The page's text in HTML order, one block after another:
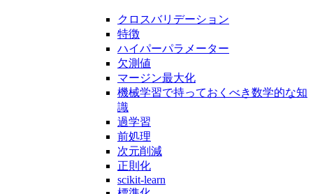
クロスバリデーション
特徴
ハイパーパラメーター
欠測値
マージン最大化
機械学習で持っておくべき数学的な知
識
過学習
前処理
次元削減
正則化
scikit-learn